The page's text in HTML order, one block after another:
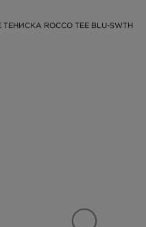
ТЕНИСКА ROCCO TEE BLU-SWTH